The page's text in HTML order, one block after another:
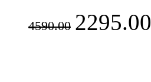
4590.00 2295.00